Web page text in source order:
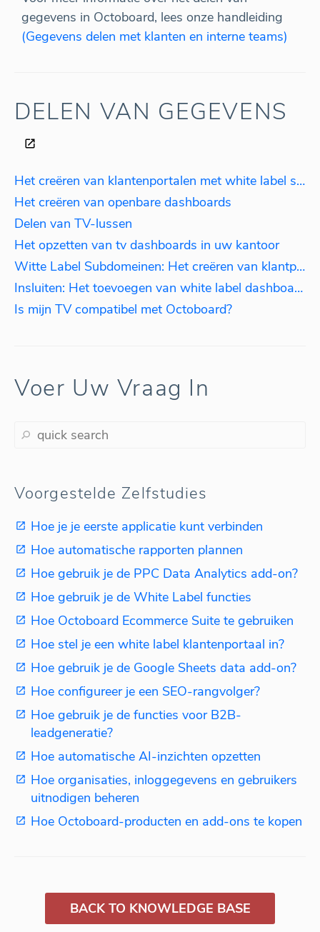
gegevens in Octoboard, lees onze handleiding
(Gegevens delen met klanten en interne teams)
DELEN VAN GEGEVENS
Het creëren van klantenportalen met white label subdomeinen
Het creëren van openbare dashboards
Delen van TV-lussen
Het opzetten van tv dashboards in uw kantoor
Witte Label Subdomeinen: Het creëren van klantportalen
Insluiten: Het toevoegen van white label dashboards aan uw website
Is mijn TV compatibel met Octoboard?
Voer Uw Vraag In
Voorgestelde Zelfstudies
Hoe je je eerste applicatie kunt verbinden
Hoe automatische rapporten plannen
Hoe gebruik je de PPC Data Analytics add-on?
Hoe gebruik je de White Label functies
Hoe Octoboard Ecommerce Suite te gebruiken
Hoe stel je een white label klantenportaal in?
Hoe gebruik je de Google Sheets data add-on?
Hoe configureer je een SEO-rangvolger?
Hoe gebruik je de functies voor B2B-
leadgeneratie?
Hoe automatische AI-inzichten opzetten
Hoe organisaties, inloggegevens en gebruikers
uitnodigen beheren
Hoe Octoboard-producten en add-ons te kopen
BACK TO KNOWLEDGE BASE